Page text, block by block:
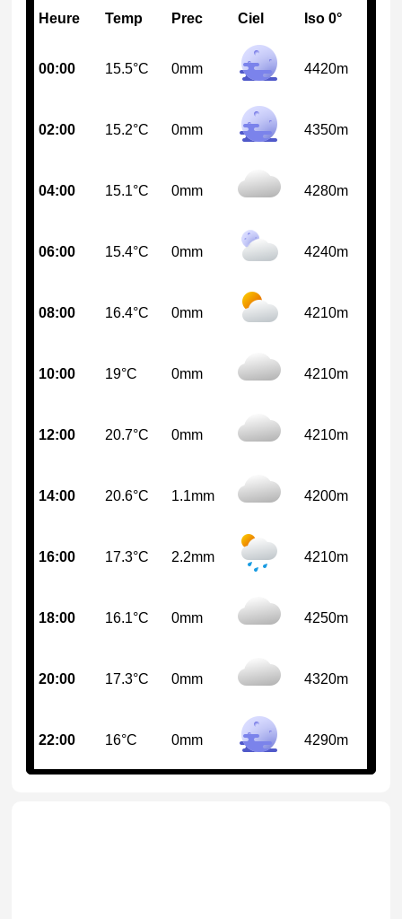
Heure Temp Prec Ciel Iso 0°
00:00 15.5°C 0mm 4420m
02:00 15.2°C 0mm 4350m
04:00 15.1°C 0mm 4280m
06:00 15.4°C 0mm 4240m
08:00 16.4°C 0mm 4210m
10:00 19°C 0mm 4210m
12:00 20.7°C 0mm 4210m
14:00 20.6°C 1.1mm 4200m
16:00 17.3°C 2.2mm 4210m
18:00 16.1°C 0mm 4250m
20:00 17.3°C 0mm 4320m
22:00 16°C 0mm 4290m